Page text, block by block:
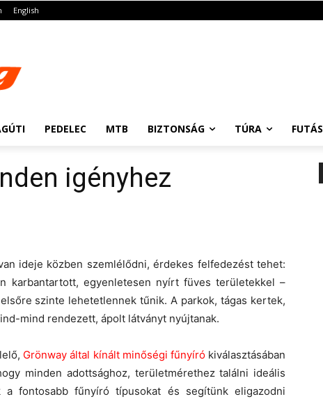
English
PEDELEC MTB BIZTONSÁG TÚRA FUTÁS
igényhez
ideje közben szemlélődni, érdekes felfedezést tehet:
karbantartott, egyenletesen nyírt füves területekkel –
szinte lehetetlennek tűnik. A parkok, tágas kertek,
mind rendezett, ápolt látványt nyújtanak.
Grönway által kínált minőségi fűnyírókiválasztásában
minden adottsághoz, területmérethez találni ideális
a fontosabb fűnyíró típusokat és segítünk eligazodni